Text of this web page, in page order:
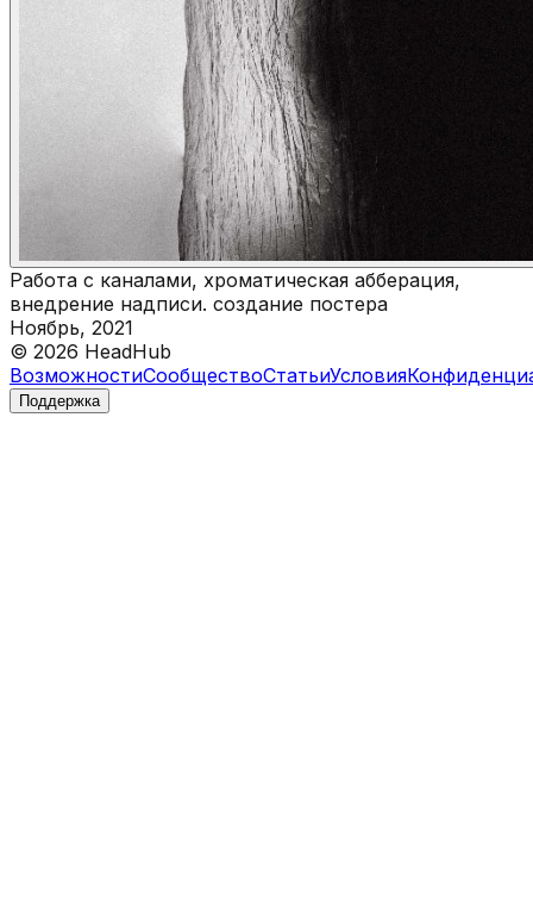
Работа с каналами, хроматическая абберация,
внедрение надписи. создание постера
Ноябрь, 2021
© 2026 HeadHub
ВозможностиСообществоСтатьиУсловия
Поддержка